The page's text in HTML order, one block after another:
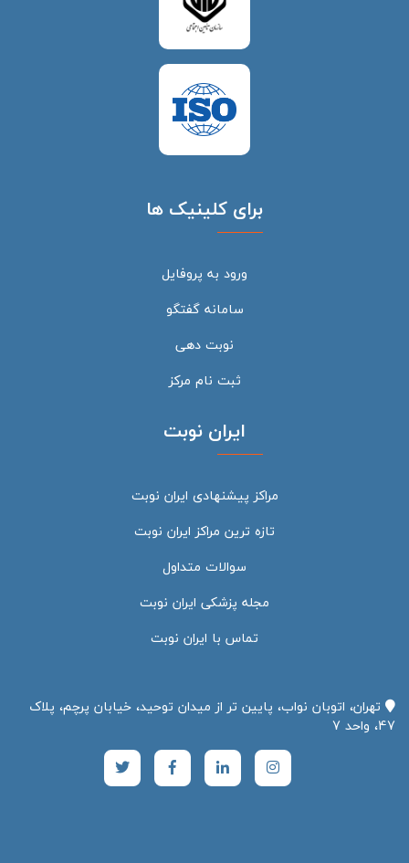
برای کلینیک ها
ورود به پروفایل
سامانه گفتگو
نوبت دهی
ثبت نام مرکز
ایران نوبت
مراکز پیشنهادی ایران نوبت
تازه ترین مراکز ایران نوبت
سوالات متداول
مجله پزشکی ایران نوبت
تماس با ایران نوبت
تهران، اتوبان نواب، پایین تر از میدان توحید، خیابان پرچم، پلاک
47، واحد 7